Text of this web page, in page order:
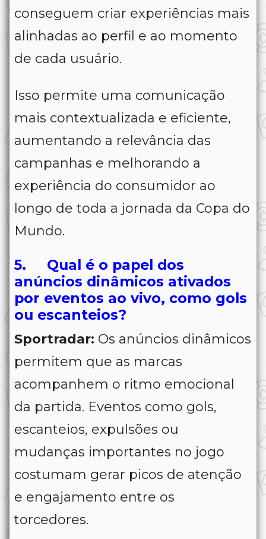
conseguem criar experiências mais
alinhadas ao perfil e ao momento
de cada usuário.
Isso permite uma comunicação
mais contextualizada e eficiente,
aumentando a relevância das
campanhas e melhorando a
experiência do consumidor ao
longo de toda a jornada da Copa do
Mundo.
5. Qual é o papel dos
anúncios dinâmicos ativados
por eventos ao vivo, como gols
ou escanteios?
Sportradar: Os anúncios dinâmicos
permitem que as marcas
acompanhem o ritmo emocional
da partida. Eventos como gols,
escanteios, expulsões ou
mudanças importantes no jogo
costumam gerar picos de atenção
e engajamento entre os
torcedores.